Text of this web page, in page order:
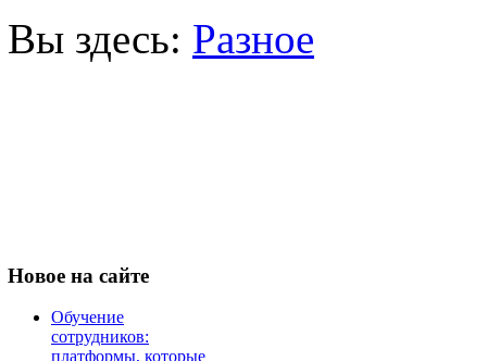
Вы здесь: Разное
Новое на сайте
Обучение
сотрудников:
платформы, которые